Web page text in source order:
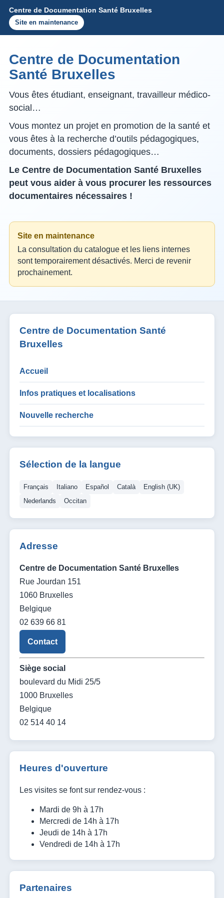
Centre de Documentation Santé Bruxelles
Site en maintenance
Centre de Documentation
Santé Bruxelles
Vous êtes étudiant, enseignant, travailleur médico-
social…
Vous montez un projet en promotion de la santé et
vous êtes à la recherche d’outils pédagogiques,
documents, dossiers pédagogiques…
Le Centre de Documentation Santé Bruxelles
peut vous aider à vous procurer les ressources
documentaires nécessaires !
Site en maintenance
La consultation du catalogue et les liens internes
sont temporairement désactivés. Merci de revenir
prochainement.
Centre de Documentation Santé
Bruxelles
Accueil
Infos pratiques et localisations
Nouvelle recherche
Sélection de la langue
Français Italiano Español Català
English (UK)
Nederlands
Occitan
Adresse
Centre de Documentation Santé Bruxelles
Rue Jourdan 151
1060 Bruxelles
Belgique
02 639 66 81
Contact
Siège social
boulevard du Midi 25/5
1000 Bruxelles
Belgique
02 514 40 14
Heures d'ouverture
Les visites se font sur rendez-vous :
Mardi de 9h à 17h
Mercredi de 14h à 17h
Jeudi de 14h à 17h
Vendredi de 14h à 17h
Partenaires